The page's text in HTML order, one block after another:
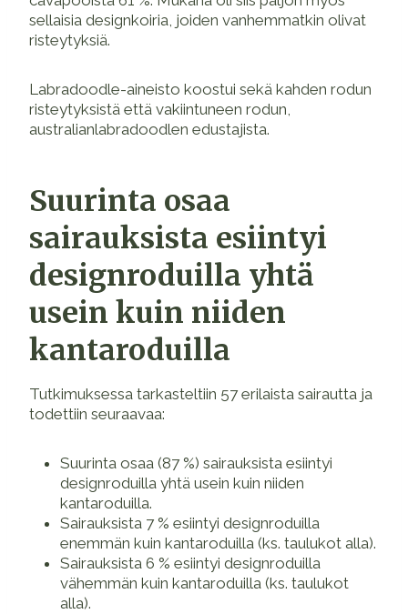
sellaisia designkoiria, joiden vanhemmatkin olivat
risteytyksiä.
Labradoodle-aineisto koostui sekä kahden rodun
risteytyksistä että vakiintuneen rodun,
australianlabradoodlen edustajista.
Suurinta osaa
sairauksista esiintyi
designroduilla yhtä
usein kuin niiden
kantaroduilla
Tutkimuksessa tarkasteltiin 57 erilaista sairautta ja
todettiin seuraavaa:
Suurinta osaa (87 %) sairauksista esiintyi
designroduilla yhtä usein kuin niiden
kantaroduilla.
Sairauksista 7 % esiintyi designroduilla
enemmän kuin kantaroduilla (ks. taulukot alla).
Sairauksista 6 % esiintyi designroduilla
vähemmän kuin kantaroduilla (ks. taulukot
alla).